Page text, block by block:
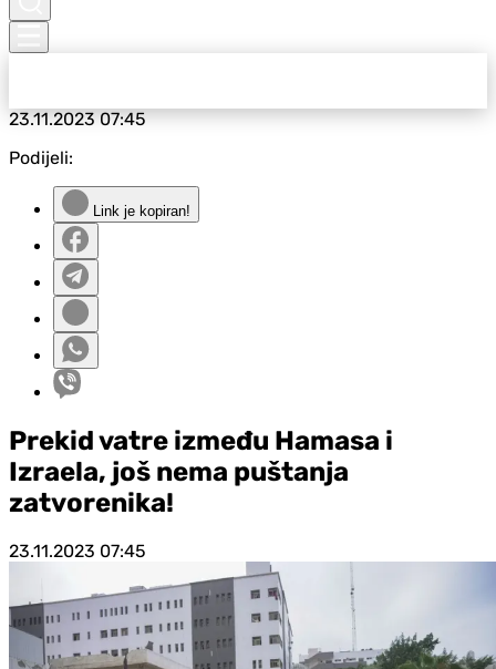
23.11.202307:45
Podijeli:
Link je kopiran!
Prekid vatre između Hamasa i
Izraela, još nema puštanja
zatvorenika!
23.11.2023 07:45